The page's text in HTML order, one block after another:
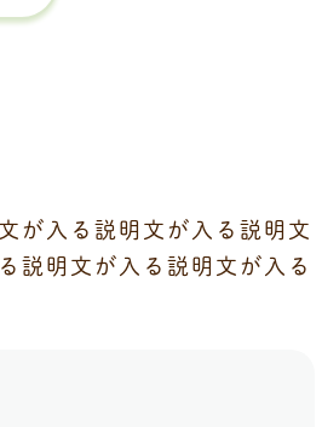
が入る説明文が入る説明文
説明文が入る説明文が入る